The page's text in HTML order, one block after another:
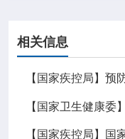
相关信息